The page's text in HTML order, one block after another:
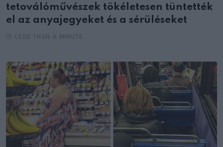
tetoválóművészek tökéletesen tüntették
el az anyajegyeket és a sérüléseket